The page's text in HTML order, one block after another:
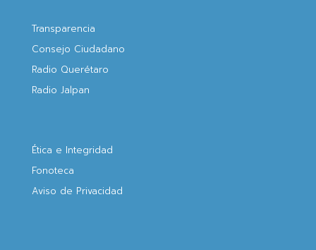
Transparencia
Consejo Ciudadano
Radio Querétaro
Radio Jalpan
Ética e Integridad
Fonoteca
Aviso de Privacidad